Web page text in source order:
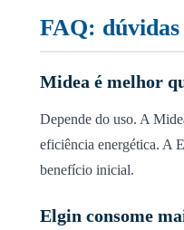
FAQ:
Midea é melhor
Depende do uso. A
eficiência energética. A
benefício inicial.
Elgin consome